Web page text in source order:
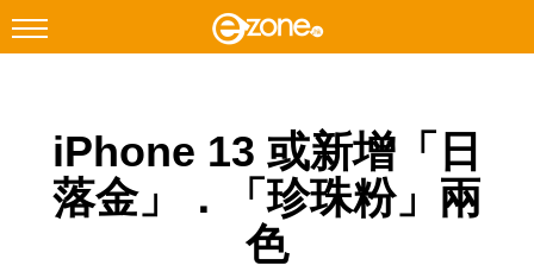
Facebook Instagram
科技焦點
iPhone 13 或新增「日
落金」．「珍珠粉」兩
色